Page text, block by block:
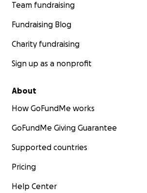
Team fundraising
Fundraising Blog
Charity fundraising
Sign up as a nonprofit
About
How GoFundMe works
GoFundMe Giving Guarantee
Supported countries
Pricing
Help Center